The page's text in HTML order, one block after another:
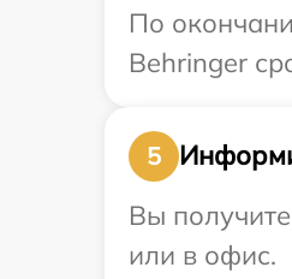
По
Behringer
5
Вы
или в офис.